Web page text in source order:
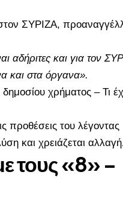
ΣΥΡΙΖΑ,
αδήριτες και για τον
και στα όργανα».
χρήματος – Τι
προθέσεις του λέγοντας
και χρειάζεται
τους «8» –